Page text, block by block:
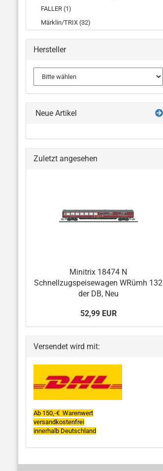
FALLER (1)
Märklin/TRIX (32)
Hersteller
Neue Artikel
Zuletzt angesehen
Minitrix 18474 N
Schnellzugspeisewagen WRümh 132
der DB, Neu
52,99 EUR
Versendet wird mit:
Ab 150,-€ Warenwert
versandkostenfrei
innerhalb Deutschland